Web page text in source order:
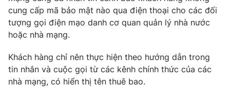
Liên hệ tòa soạn English
THỜI BÁO VTV
cung cấp mã bảo mật nào qua điện thoại cho các đối
tượng gọi điện mạo danh cơ quan quản lý nhà nước
hoặc nhà mạng.
Khách hàng chỉ nên thực hiện theo hướng dẫn trong
tin nhắn và cuộc gọi từ các kênh chính thức của các
nhà mạng, có hiển thị tên thuê bao.